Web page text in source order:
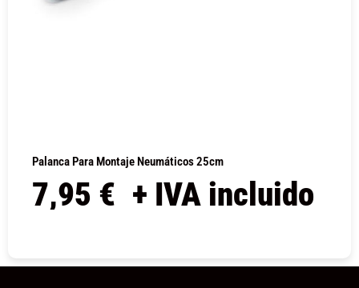
Palanca Para Montaje Neumáticos 25cm
7,95 € + IVA incluido